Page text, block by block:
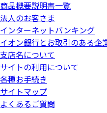
商品概要説明書一覧
法人のお客さま
インターネットバンキング
イオン銀行とお取引のある企
支店名について
サイトの利用について
各種お手続き
サイトマップ
よくあるご質問